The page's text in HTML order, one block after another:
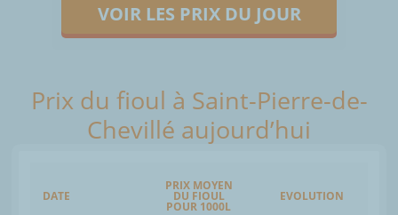
VOIR LES PRIX DU JOUR
Prix du fioul à Saint-Pierre-de-
Chevillé aujourd’hui
DATE
PRIX MOYEN
DU FIOUL
POUR 1000L
EVOLUTION